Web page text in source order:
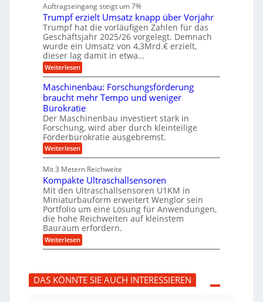
e
n
b
a
u
a
u
f
e
n
f
ü
h
r
u
n
g
e
n
B
S
C
L
w
e
i
t
e
e
n
t
w
i
c
k
e
l
r
t
u
n
g
s
f
r
e
e
s
H
y
b
r
i
d
-
u
g
e
l
l
a
g
e
r
Auftragseingang steigt um 7%
Trumpf erzielt Umsatz knapp über Vorjahr
Trumpf hat die vorläufigen Zahlen für das
Geschäftsjahr 2025/26 vorgelegt. Demnach
wurde ein Umsatz von 4,3Mrd.€ erzielt,
dieser lag damit in etwa…
Weiterlesen:
T
u
m
p
f
e
r
z
i
e
t
U
m
s
a
t
z
k
n
a
ü
b
e
Maschinenbau: Forschungsförderung
braucht mehr Tempo und weniger
Bürokratie
Der Maschinenbau investiert stark in
Forschung, wird aber durch kleinteilige
Förderbürokratie ausgebremst.
Weiterlesen:
M
s
c
h
i
n
e
n
b
a
u
r
s
Mit 3 Metern Reichweite
Kompakte Ultraschallsensoren
Mit den Ultraschallsensoren U1KM in
Miniaturbauform erweitert Wenglor sein
Portfolio um eine Lösung für Anwendungen,
die hohe Reichweiten auf kleinstem
Bauraum erfordern.
Weiterlesen:
K
p
a
k
DAS KÖNNTE SIE AUCH INTERESSIEREN